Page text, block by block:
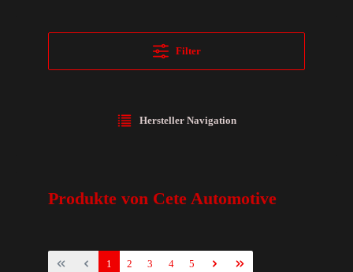
Filter
Hersteller Navigation
Produkte von Cete Automotive
1 2 3 4 5